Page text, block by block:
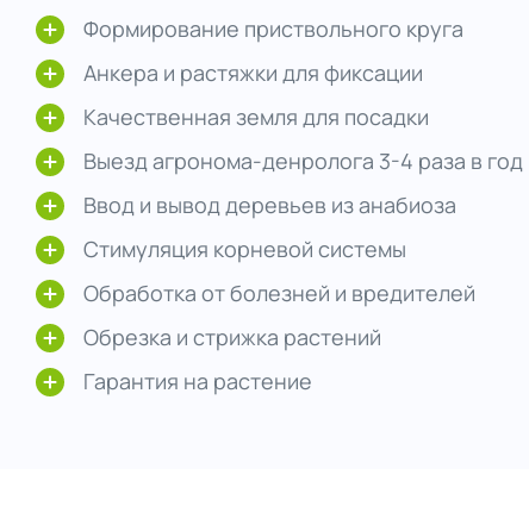
Формирование приствольного круга
Анкера и растяжки для фиксации
Качественная земля для посадки
Выезд агронома-денролога 3-4 раза в год
Ввод и вывод деревьев из анабиоза
Стимуляция корневой системы
Обработка от болезней и вредителей
Обрезка и стрижка растений
Гарантия на растение